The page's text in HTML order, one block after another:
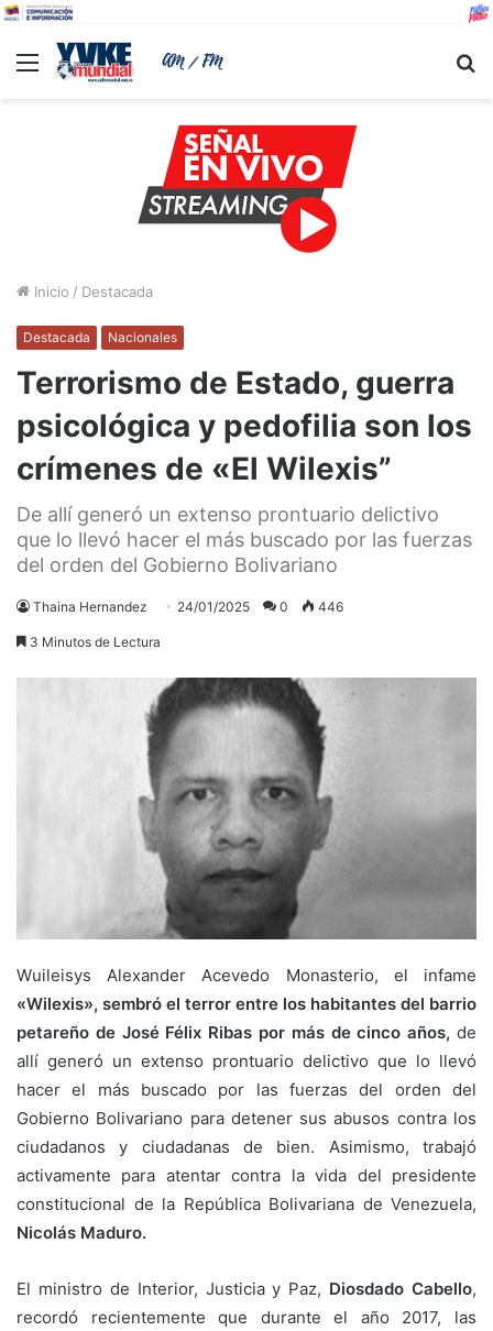
Menu
Inicio / Destacada
Destacada Nacionales
Terrorismo de Estado, guerra
psicológica y pedofilia son los
crímenes de «El Wilexis”
De allí generó un extenso prontuario delictivo
que lo llevó hacer el más buscado por las fuerzas
del orden del Gobierno Bolivariano
Thaina Hernandez 24/01/2025 0 446
3 Minutos de Lectura
Wuileisys Alexander Acevedo Monasterio, el infame
«Wilexis», sembró el terror entre los habitantes del barrio
petareño de José Félix Ribas por más de cinco años, de
allí generó un extenso prontuario delictivo que lo llevó
hacer el más buscado por las fuerzas del orden del
Gobierno Bolivariano para detener sus abusos contra los
ciudadanos y ciudadanas de bien. Asimismo, trabajó
activamente para atentar contra la vida del presidente
constitucional de la República Bolivariana de Venezuela,
Nicolás Maduro.
El ministro de Interior, Justicia y Paz, Diosdado Cabello,
recordó recientemente que durante el año 2017, las